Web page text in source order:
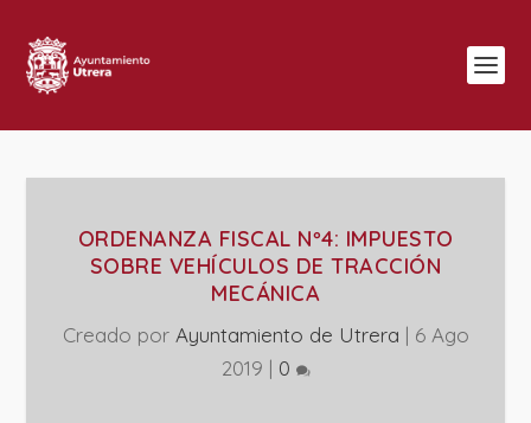
ORDENANZA FISCAL Nº4: IMPUESTO
SOBRE VEHÍCULOS DE TRACCIÓN
MECÁNICA
Creado por Ayuntamiento de Utrera | 6 Ago
2019 | 0